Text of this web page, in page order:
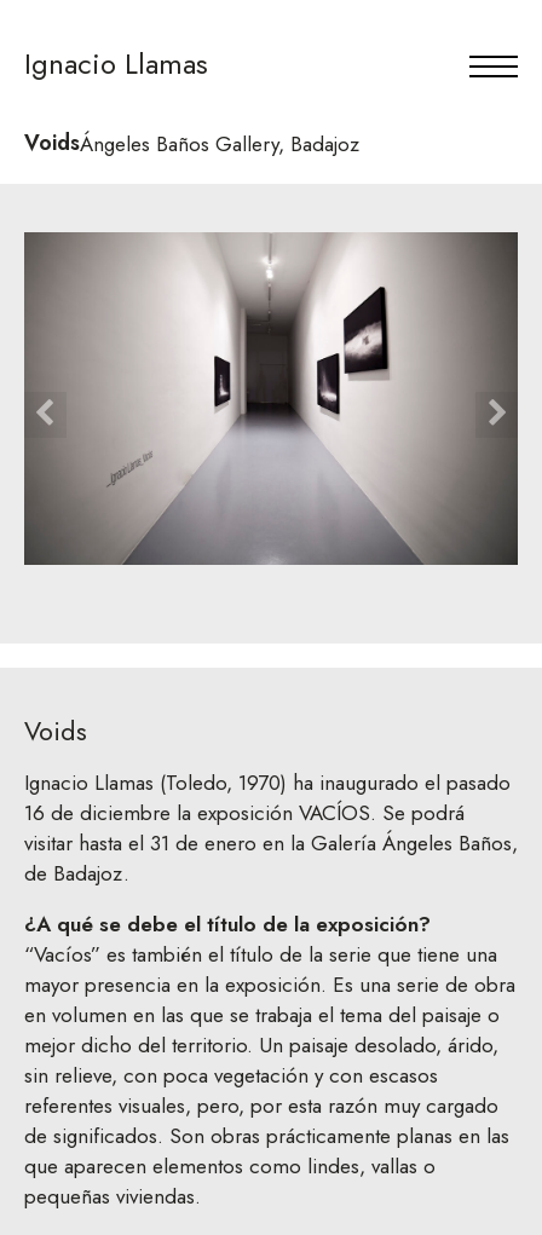
Ignacio Llamas
VoidsÁngeles Baños Gallery, Badajoz
Voids
Ignacio Llamas (Toledo, 1970) ha inaugurado el pasado
16 de diciembre la exposición VACÍOS. Se podrá
visitar hasta el 31 de enero en la Galería Ángeles Baños,
de Badajoz.
¿A qué se debe el título de la exposición?
“Vacíos” es también el título de la serie que tiene una
mayor presencia en la exposición. Es una serie de obra
en volumen en las que se trabaja el tema del paisaje o
mejor dicho del territorio. Un paisaje desolado, árido,
sin relieve, con poca vegetación y con escasos
referentes visuales, pero, por esta razón muy cargado
de significados. Son obras prácticamente planas en las
que aparecen elementos como lindes, vallas o
pequeñas viviendas.